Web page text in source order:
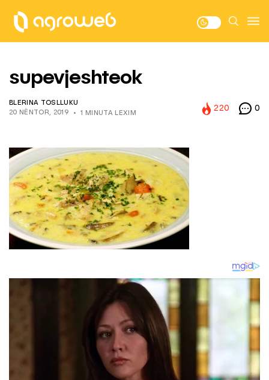
supevjeshteok
BLERINA TOSLLUKU
20 NËNTOR, 2019
1 MINUTA LEXIM
220 0